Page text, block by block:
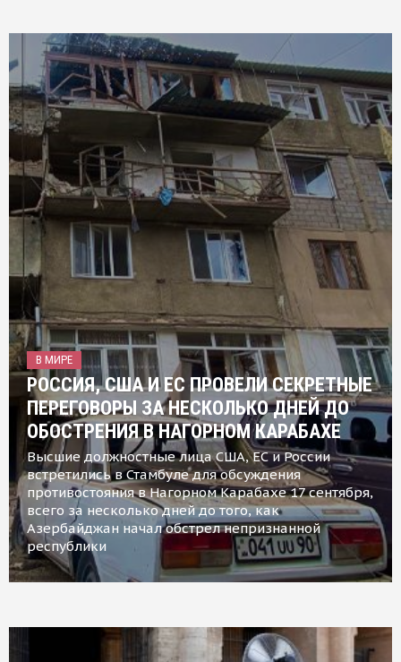
В МИРЕ
РОССИЯ, США И ЕС ПРОВЕЛИ СЕКРЕТНЫЕ
ПЕРЕГОВОРЫ ЗА НЕСКОЛЬКО ДНЕЙ ДО
ОБОСТРЕНИЯ В НАГОРНОМ КАРАБАХЕ
Высшие должностные лица США, ЕС и России
встретились в Стамбуле для обсуждения
противостояния в Нагорном Карабахе 17 сентября,
всего за несколько дней до того, как
Азербайджан начал обстрел непризнанной
республики